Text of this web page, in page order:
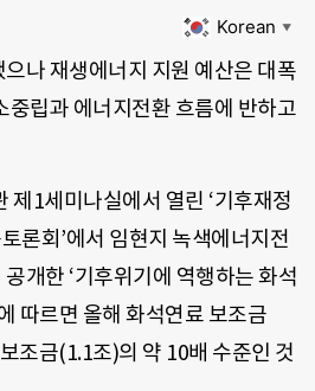
Korean ▼
나 재생에너지 지원 예산은 대폭
중립과 에너지전환 흐름에 반하고
제1세미나실에서 열린 ‘기후재정
론회’에서 임현지 녹색에너지전
개한 ‘기후위기에 역행하는 화석
따르면 올해 화석연료 보조금
조금(1.1조)의 약 10배 수준인 것